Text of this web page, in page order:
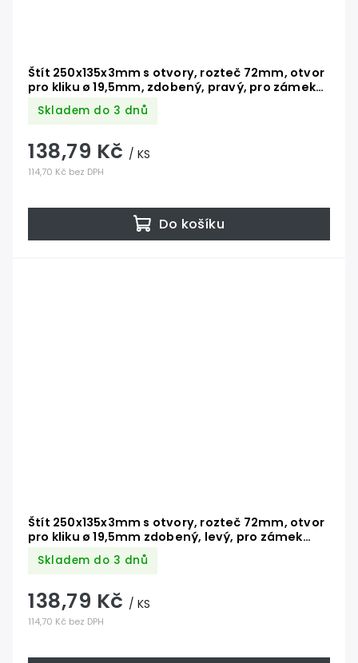
Štít 250x135x3mm s otvory, rozteč 72mm, otvor
pro kliku ø 19,5mm, zdobený, pravý, pro zámek
ZMH331
Skladem do 3 dnů
114,70 Kč bez DPH
138,79 Kč / KS
Do košíku
Štít 250x135x3mm s otvory, rozteč 72mm, otvor
pro kliku ø 19,5mm zdobený, levý, pro zámek
ZMH331
Skladem do 3 dnů
114,70 Kč bez DPH
138,79 Kč / KS